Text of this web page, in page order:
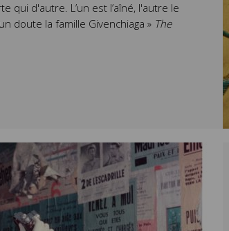
qui d'autre. L’un est l’aîné, l'autre le
doute la famille Givenchiaga » The